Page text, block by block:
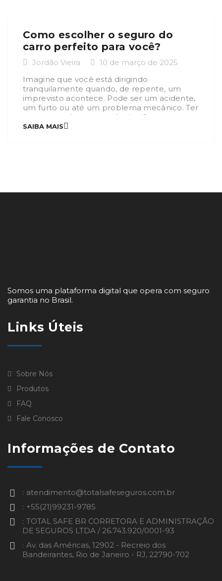
Como escolher o seguro do
carro perfeito para você?
Jordão Vieira
10 de março de 2025
Imagine que você está dirigindo
tranquilamente quando, de repente, um
imprevisto acontece. Pode ser um acidente,
um furto ou até um problema mecânico. Ter
um seguro de carro pode significar a
diferença entre um grande prejuízo e uma
SAIBA MAIS
Somos uma plataforma digital que opera com seguro
garantia no Brasil.
Links Úteis
Sobre Nós
Produtos
FAQ
Fale Conosco
Informações de Contato
atendimento@totalsafeseguros.com.br
+55(21)99231-9785
TOTAL SAFE BR CORRETORA E ADMINISTRAÇÃO
DE SEGUROS LTDA / 26.743.920/0001-93
Av. das Américas, 12902 - Recreio dos
Bandeirantes, Rio de Janeiro - RJ, 22790-702